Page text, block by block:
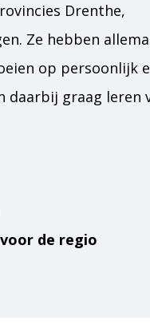
Drenthe,
Ze hebben
op persoonlijk
daarbij graag leren
de regio